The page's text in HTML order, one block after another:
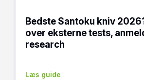
Bedste Santoku kniv
over eksterne tests,
research
Læs guide